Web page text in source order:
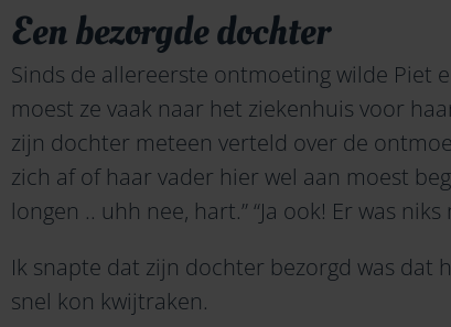
Een bezorgde dochter
Sinds de allereerste ontmoeting wilde Piet
moest ze vaak naar het ziekenhuis voor
zijn dochter meteen verteld over de
zich af of haar vader hier wel aan moest
longen .. uhh nee, hart.” “Ja ook! Er was
Ik snapte dat zijn dochter bezorgd was dat
snel kon kwijtraken.